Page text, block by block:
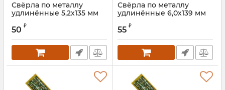
Свёрла по металлу
удлинённые 5,2х135 мм
Артикул:
50 ₽
Свёрла по металлу
удлинённые 6,0х139 мм
Артикул:
55 ₽